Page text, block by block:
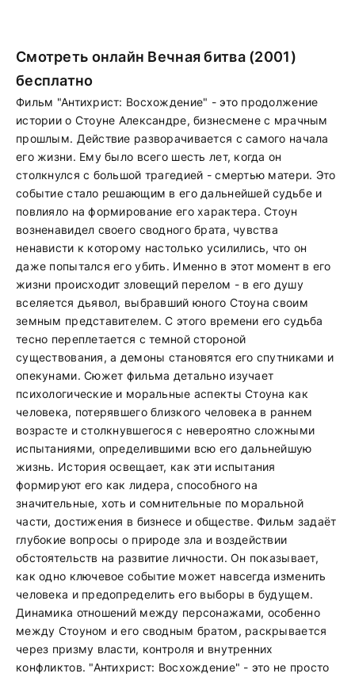
Смотреть онлайн Вечная битва (2001)
бесплатно
Фильм "Антихрист: Восхождение" - это продолжение
истории о Стоуне Александре, бизнесмене с мрачным
прошлым. Действие разворачивается с самого начала
его жизни. Ему было всего шесть лет, когда он
столкнулся с большой трагедией - смертью матери. Это
событие стало решающим в его дальнейшей судьбе и
повлияло на формирование его характера. Стоун
возненавидел своего сводного брата, чувства
ненависти к которому настолько усилились, что он
даже попытался его убить. Именно в этот момент в его
жизни происходит зловещий перелом - в его душу
вселяется дьявол, выбравший юного Стоуна своим
земным представителем. С этого времени его судьба
тесно переплетается с темной стороной
существования, а демоны становятся его спутниками и
опекунами. Сюжет фильма детально изучает
психологические и моральные аспекты Стоуна как
человека, потерявшего близкого человека в раннем
возрасте и столкнувшегося с невероятно сложными
испытаниями, определившими всю его дальнейшую
жизнь. История освещает, как эти испытания
формируют его как лидера, способного на
значительные, хоть и сомнительные по моральной
части, достижения в бизнесе и обществе. Фильм задаёт
глубокие вопросы о природе зла и воздействии
обстоятельств на развитие личности. Он показывает,
как одно ключевое событие может навсегда изменить
человека и предопределить его выборы в будущем.
Динамика отношений между персонажами, особенно
между Стоуном и его сводным братом, раскрывается
через призму власти, контроля и внутренних
конфликтов. "Антихрист: Восхождение" - это не просто